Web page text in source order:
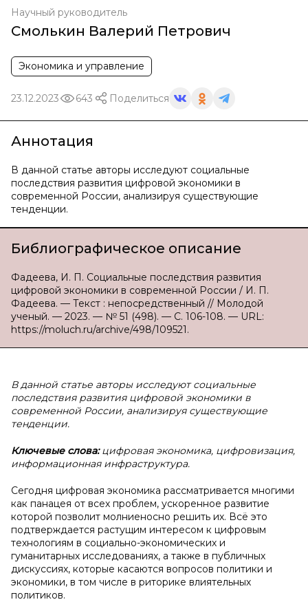
Научный руководитель
Смолькин Валерий Петрович
Экономика и управление
23.12.2023 643 Поделиться
Аннотация
В данной статье авторы исследуют социальные
последствия развития цифровой экономики в
современной России, анализируя существующие
тенденции.
Библиографическое описание
Фадеева, И. П. Социальные последствия развития
цифровой экономики в современной России / И. П.
Фадеева. — Текст : непосредственный // Молодой
ученый. — 2023. — № 51 (498). — С. 106-108. — URL:
https://moluch.ru/archive/498/109521.
В данной статье авторы исследуют социальные
последствия развития цифровой экономики в
современной России, анализируя существующие
тенденции.
Ключевые слова:цифровая экономика, цифровизация,
информационная инфраструктура.
Сегодня цифровая экономика рассматривается многими
как панацея от всех проблем, ускоренное развитие
которой позволит молниеносно решить их. Всё это
подтверждается растущим интересом к цифровым
технологиям в социально-экономических и
гуманитарных исследованиях, а также в публичных
дискуссиях, которые касаются вопросов политики и
экономики, в том числе в риторике влиятельных
политиков.